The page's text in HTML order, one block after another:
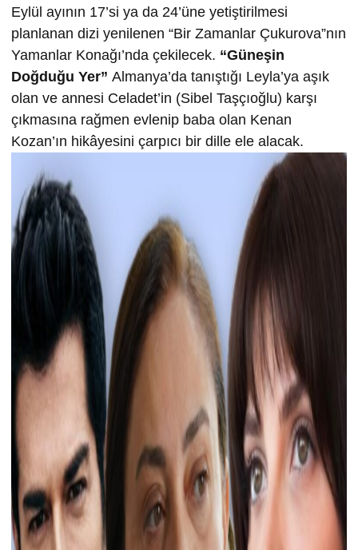
Eylül ayının 17’si ya da 24’üne yetiştirilmesi
planlanan dizi yenilenen “Bir Zamanlar Çukurova”nın
Yamanlar Konağı’nda çekilecek. “Güneşin
Doğduğu Yer” Almanya’da tanıştığı Leyla’ya aşık
olan ve annesi Celadet’in (Sibel Taşçıoğlu) karşı
çıkmasına rağmen evlenip baba olan Kenan
Kozan’ın hikâyesini çarpıcı bir dille ele alacak.